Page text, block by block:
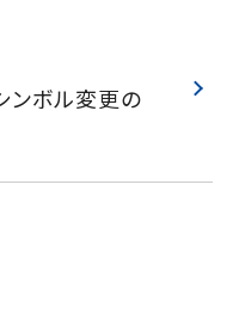
ンボル変更の